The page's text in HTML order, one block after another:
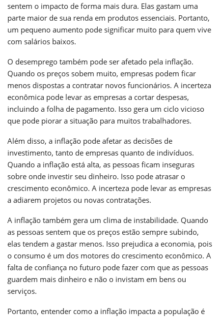
sentem o impacto de forma mais dura. Elas gastam uma
parte maior de sua renda em produtos essenciais. Portanto,
um pequeno aumento pode significar muito para quem vive
com salários baixos.
O desemprego também pode ser afetado pela inflação.
Quando os preços sobem muito, empresas podem ficar
menos dispostas a contratar novos funcionários. A incerteza
econômica pode levar as empresas a cortar despesas,
incluindo a folha de pagamento. Isso gera um ciclo vicioso
que pode piorar a situação para muitos trabalhadores.
Além disso, a inflação pode afetar as decisões de
investimento, tanto de empresas quanto de indivíduos.
Quando a inflação está alta, as pessoas ficam inseguras
sobre onde investir seu dinheiro. Isso pode atrasar o
crescimento econômico. A incerteza pode levar as empresas
a adiarem projetos ou novas contratações.
A inflação também gera um clima de instabilidade. Quando
as pessoas sentem que os preços estão sempre subindo,
elas tendem a gastar menos. Isso prejudica a economia, pois
o consumo é um dos motores do crescimento econômico. A
falta de confiança no futuro pode fazer com que as pessoas
guardem mais dinheiro e não o invistam em bens ou
serviços.
Portanto, entender como a inflação impacta a população é